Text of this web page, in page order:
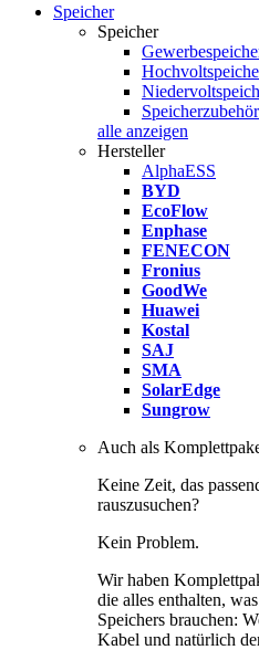
Speicher
Speicher
Speicherzubehör
alle anzeigen
Hersteller
AlphaESS
BYD
EcoFlow
Enphase
FENECON
Fronius
GoodWe
Huawei
Kostal
SAJ
SMA
SolarEdge
Sungrow
Auch als
Keine Zeit, das
rauszusuchen?
Kein Problem.
Wir haben
die alles enthalten,
Speichers brauchen:
Kabel und natürlich